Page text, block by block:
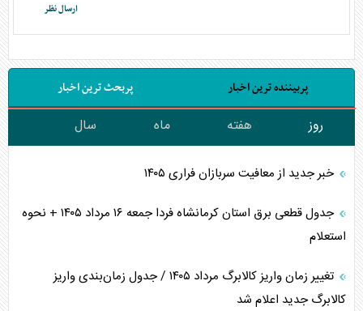
پربیننده ترین اخبار پربحث ترین اخبار
روز هفته ماه سال
خبر جدید از معافیت سربازان فراری ۱۴۰۵
جدول قطعی برق استان کرمانشاه فردا جمعه ۱۶ مرداد ۱۴۰۵ + نحوه
استعلام
تغییر زمان واریز کالابرگ مرداد ۱۴۰۵ / جدول زمان‌بندی واریز
کالابرگ جدید اعلام شد